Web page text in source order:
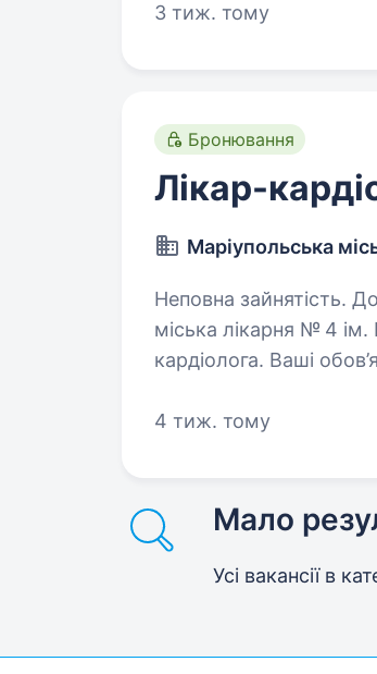
Діагностика…
3 тиж. тому
Бронювання
Лікар-
Маріупольська
Неповна зайнятість. Досвід
міська лікарня № 4
кардіолога. Ваші обов’язки: Амбулаторний прийом пацієнтів.
4 тиж. тому
Мало
Усі вакансії в